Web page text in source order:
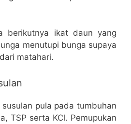
berikutnya ikat daun yang
menutupi bunga supaya
matahari.
pula pada tumbuhan
TSP serta KCl. Pemupukan